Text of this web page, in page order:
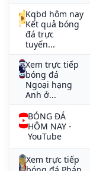
Kqbd hôm nay
Kết quả bóng
đá trực
tuyến...
Xem trực tiếp
bóng đá
Ngoại hạng
Anh ở...
BÓNG ĐÁ
HÔM NAY -
YouTube
Xem trực tiếp